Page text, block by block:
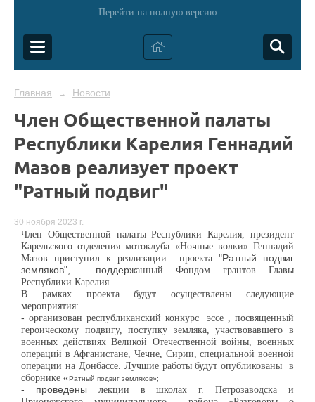
Перейти на полную версию
Главная → Новости
Член Общественной палаты
Республики Карелия Геннадий
Мазов реализует проект
"Ратный подвиг"
30 ноября 2023 г.
Член Общественной палаты Республики Карелия, президент
Карельского отделения мотоклуба «Ночные волки» Геннадий
Мазов приступил к реализации проекта "Ратный подвиг
земляков", поддержанный Фондом грантов
Главы
Республики Карелия.
В рамках проектабудут осуществлены следующие
мероприятия:
- организован республиканский конкурс
эссе , посвященный
героическому подвигу,поступку земляка, участвовавшего в
военных действиях Великой Отечественной войны, военных
операций в Афганистане, Чечне, Сирии,специальной военной
операции на Донбассе. Лучшие работы будут опубликованы
в
сборнике «Ратный подвиг земляков»;
- проведены лекции в школах г. Петрозаводска
и